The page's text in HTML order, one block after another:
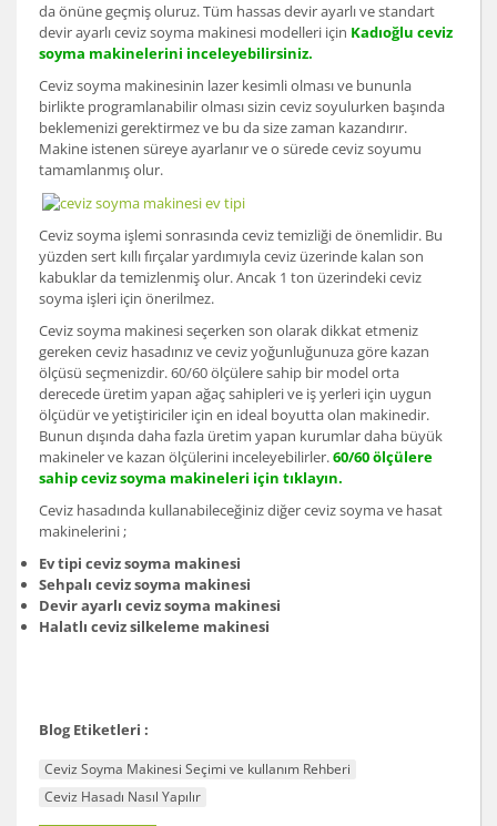
da önüne geçmiş oluruz. Tüm hassas devir ayarlı ve standart
devir ayarlı ceviz soyma makinesi modelleri için Kadıoğlu ceviz
soyma makinelerini inceleyebilirsiniz.
Ceviz soyma makinesinin lazer kesimli olması ve bununla
birlikte programlanabilir olması sizin ceviz soyulurken başında
beklemenizi gerektirmez ve bu da size zaman kazandırır.
Makine istenen süreye ayarlanır ve o sürede ceviz soyumu
tamamlanmış olur.
Ceviz soyma işlemi sonrasında ceviz temizliği de önemlidir. Bu
yüzden sert kıllı fırçalar yardımıyla ceviz üzerinde kalan son
kabuklar da temizlenmiş olur. Ancak 1 ton üzerindeki ceviz
soyma işleri için önerilmez.
Ceviz soyma makinesi seçerken son olarak dikkat etmeniz
gereken ceviz hasadınız ve ceviz yoğunluğunuza göre kazan
ölçüsü seçmenizdir. 60/60 ölçülere sahip bir model orta
derecede üretim yapan ağaç sahipleri ve iş yerleri için uygun
ölçüdür ve yetiştiriciler için en ideal boyutta olan makinedir.
Bunun dışında daha fazla üretim yapan kurumlar daha büyük
makineler ve kazan ölçülerini inceleyebilirler.60/60 ölçülere
sahip ceviz soyma makineleri için tıklayın.
Ceviz hasadında kullanabileceğiniz diğer ceviz soyma ve hasat
makinelerini ;
Ev tipi ceviz soyma makinesi
Sehpalı ceviz soyma makinesi
Devir ayarlı ceviz soyma makinesi
Halatlı ceviz silkeleme makinesi
Blog Etiketleri :
Ceviz Soyma Makinesi Seçimi ve kullanım Rehberi
Ceviz Hasadı Nasıl Yapılır